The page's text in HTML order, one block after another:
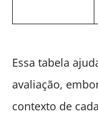
Essa tabela
avaliação,
contexto de